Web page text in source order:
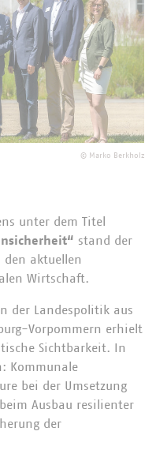
© Marko Berkholz
unter dem Titel
stand der
den aktuellen
Wirtschaft.
der Landespolitik aus
Vorpommern erhielt
Sichtbarkeit. In
Kommunale
bei der Umsetzung
Ausbau resilienter
der